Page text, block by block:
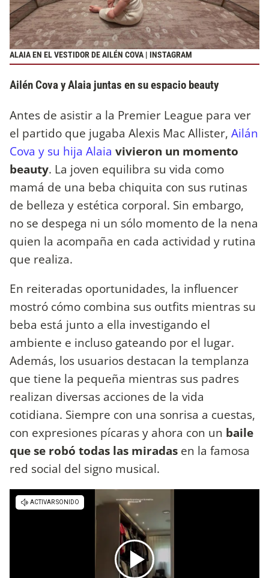
ALAIA EN EL VESTIDOR DE AILÉN COVA | INSTAGRAM
Ailén Cova y Alaia juntas en su espacio beauty
Antes de asistir a la Premier League para ver
el partido que jugaba Alexis Mac Allister, Ailán
Cova y su hija Alaia vivieron un momento
beauty. La joven equilibra su vida como
mamá de una beba chiquita con sus rutinas
de belleza y estética corporal. Sin embargo,
no se despega ni un sólo momento de la nena
quien la acompaña en cada actividad y rutina
que realiza.
En reiteradas oportunidades, la influencer
mostró cómo combina sus outfits mientras su
beba está junto a ella investigando el
ambiente e incluso gateando por el lugar.
Además, los usuarios destacan la templanza
que tiene la pequeña mientras sus padres
realizan diversas acciones de la vida
cotidiana. Siempre con una sonrisa a cuestas,
con expresiones pícaras y ahora con un baile
que se robó todas las miradas en la famosa
red social del signo musical.